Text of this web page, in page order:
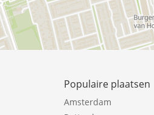
Populaire plaatsen
Amsterdam